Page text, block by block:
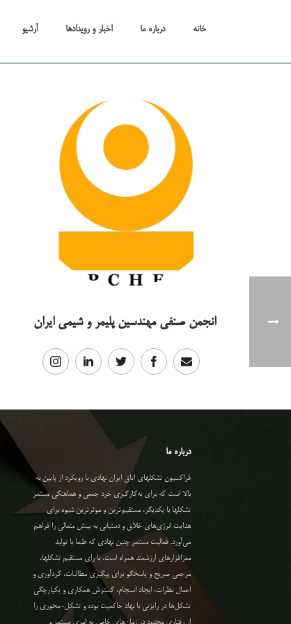
خانه درباره ما اخبار و رویدادها آرشیو
انجمن صنفی مهندسین پلیمر و شیمی ایران
درباره ما
فراکسیون تشکلهای اتاق ایران نهادی با رویکرد از پایین به
بالا است که برای به‌کارگیری خرد جمعی و هماهنگی مستمر
تشکلها با یکدیگر، مستقیم‌ترین و موثرترین شیوه برای
هدایت انرژی‌های خلاق و دستیابی به بینش متعالی را فراهم
می‌آورد. فعالیت مستمر چنین نهادی که طبعا با تولید
مغزافزارهای ارزشمند همراه است، با رای مستقیم تشکلها،
مرجعی صریح و پاسخگو برای پیگیری مطالبات، گردآوری و
اعمال نظرات، ایجاد انسجام، گسترش همکاری و یکپارچگی
تشکل‌ها در رایزنی با نهاد حاکمیت بوده و تشکل-محوری را